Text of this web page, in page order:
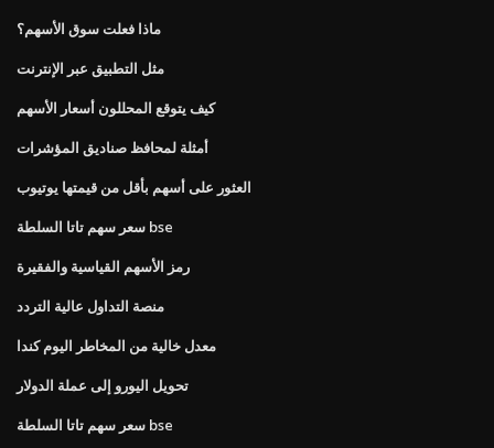
ماذا فعلت سوق الأسهم؟
مثل التطبيق عبر الإنترنت
كيف يتوقع المحللون أسعار الأسهم
أمثلة لمحافظ صناديق المؤشرات
العثور على أسهم بأقل من قيمتها يوتيوب
سعر سهم تاتا السلطة bse
رمز الأسهم القياسية والفقيرة
منصة التداول عالية التردد
معدل خالية من المخاطر اليوم كندا
تحويل اليورو إلى عملة الدولار
سعر سهم تاتا السلطة bse